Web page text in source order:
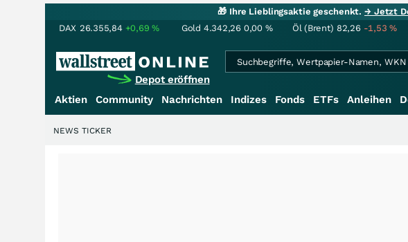
🎁 Ihre Lieblingsaktie geschenkt.→ Jetzt
DAX 26.355,84 +0,69% Gold 4.342,26 0,00 % Öl (Brent) 82,26 -1,53%
Depot eröffnen
Aktien Community Nachrichten Indizes Fonds ETFs Anleihen
NEWS TICKER